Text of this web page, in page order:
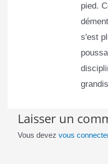
pied.
s'est
Laisser un
Vous devez vous